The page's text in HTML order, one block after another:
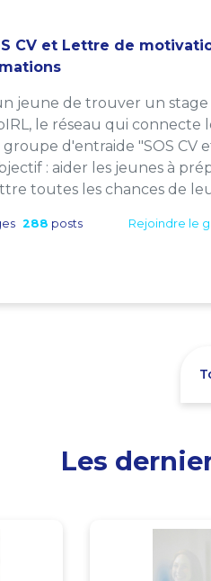
CV et Lettre de
jeune de trouver un stage
le réseau qui connecte
d'entraide "SOS CV
: aider les jeunes à
toutes les chances de
288 posts Rejoindre le
Les